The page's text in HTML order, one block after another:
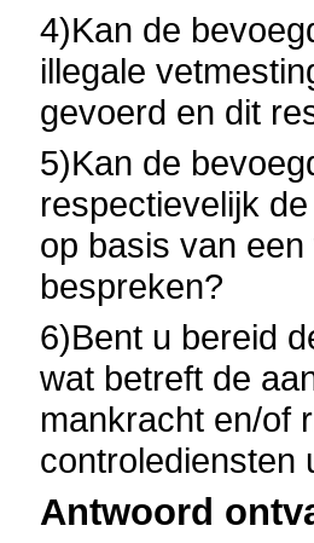
4)Kan de
illegale
gevoerd en dit
5)Kan de
respectievelijk
op basis van
bespreken?
6)Bent u bereid
wat betreft de
mankracht en/of
controlediensten
Antwoord